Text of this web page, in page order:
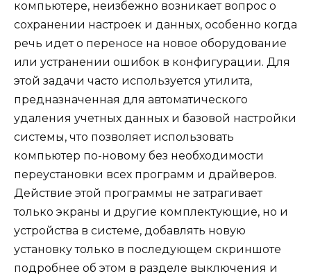
компьютере, неизбежно возникает вопрос о
сохранении настроек и данных, особенно когда
речь идет о переносе на новое оборудование
или устранении ошибок в конфигурации. Для
этой задачи часто используется утилита,
предназначенная для автоматического
удаления учетных данных и базовой настройки
системы, что позволяет использовать
компьютер по-новому без необходимости
переустановки всех программ и драйверов.
Действие этой программы не затрагивает
только экраны и другие комплектующие, но и
устройства в системе, добавлять новую
установку только в последующем скриншоте
подробнее об этом в разделе выключения и